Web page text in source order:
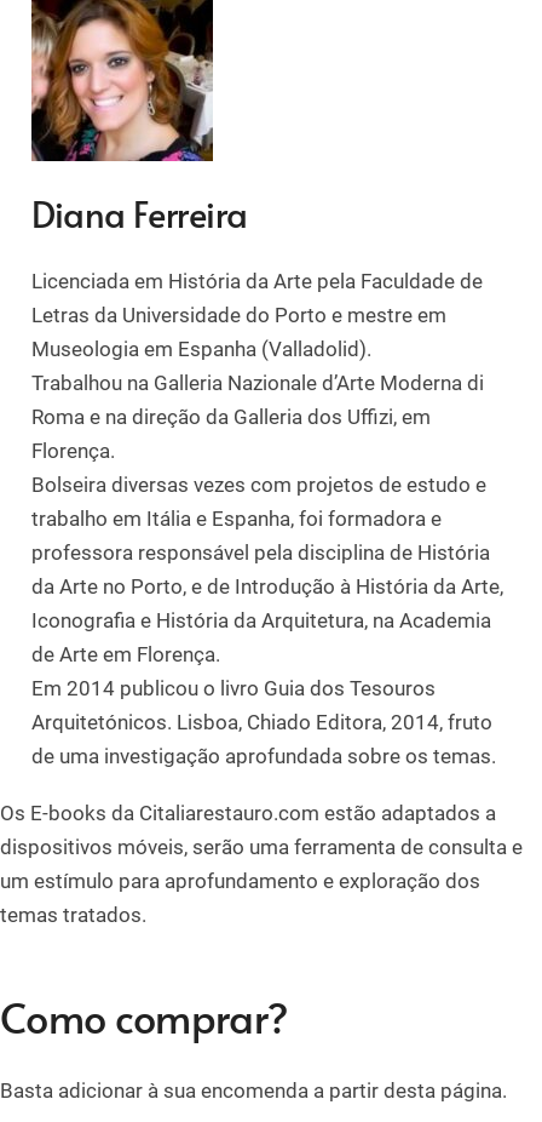
Diana Ferreira
Licenciada em História da Arte pela Faculdade de
Letras da Universidade do Porto e mestre em
Museologia em Espanha (Valladolid).
Trabalhou na Galleria Nazionale d’Arte Moderna di
Roma e na direção da Galleria dos Uffizi, em
Florença.
Bolseira diversas vezes com projetos de estudo e
trabalho em Itália e Espanha, foi formadora e
professora responsável pela disciplina de História
da Arte no Porto, e de Introdução à História da Arte,
Iconografia e História da Arquitetura, na Academia
de Arte em Florença.
Em 2014 publicou o livro Guia dos Tesouros
Arquitetónicos. Lisboa, Chiado Editora, 2014, fruto
de uma investigação aprofundada sobre os temas.
Os E-books da Citaliarestauro.com estão adaptados a
dispositivos móveis, serão uma ferramenta de consulta e
um estímulo para aprofundamento e exploração dos
temas tratados.
Como comprar?
Basta adicionar à sua encomenda a partir desta página.